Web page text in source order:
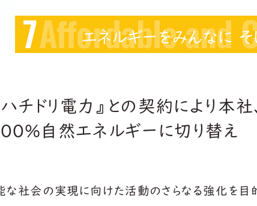
7 エネルギーをみんなに そ
Affordable and
ハチドリ電力』との契約により本
自然エネルギーに切り替え
な社会の実現に向けた活動のさらなる強化を目的